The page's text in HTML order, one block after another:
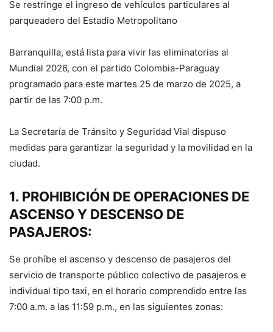
Se restringe el ingreso de vehículos particulares al
parqueadero del Estadio Metropolitano
Barranquilla, está lista para vivir las eliminatorias al
Mundial 2026, con el partido Colombia-Paraguay
programado para este martes 25 de marzo de 2025, a
partir de las 7:00 p.m.
La Secretaría de Tránsito y Seguridad Vial dispuso
medidas para garantizar la seguridad y la movilidad en la
ciudad.
1. PROHIBICIÓN DE OPERACIONES DE
ASCENSO Y DESCENSO DE
PASAJEROS:
Se prohíbe el ascenso y descenso de pasajeros del
servicio de transporte público colectivo de pasajeros e
individual tipo taxi, en el horario comprendido entre las
7:00 a.m. a las 11:59 p.m., en las siguientes zonas: